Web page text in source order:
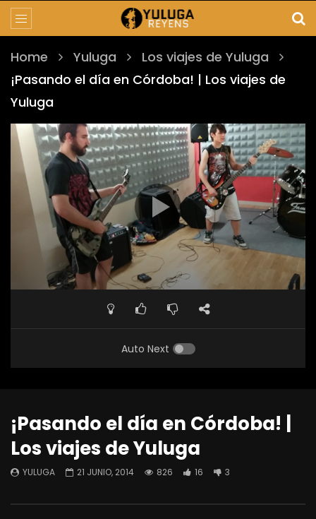
Home Yuluga
Los viajes de Yuluga
¡Pasando el día en Córdoba! | Los viajes de
Yuluga
Auto Next
¡Pasando el día en Córdoba! |
Los viajes de Yuluga
YULUGA 21 JUNIO, 2014 826 16 3